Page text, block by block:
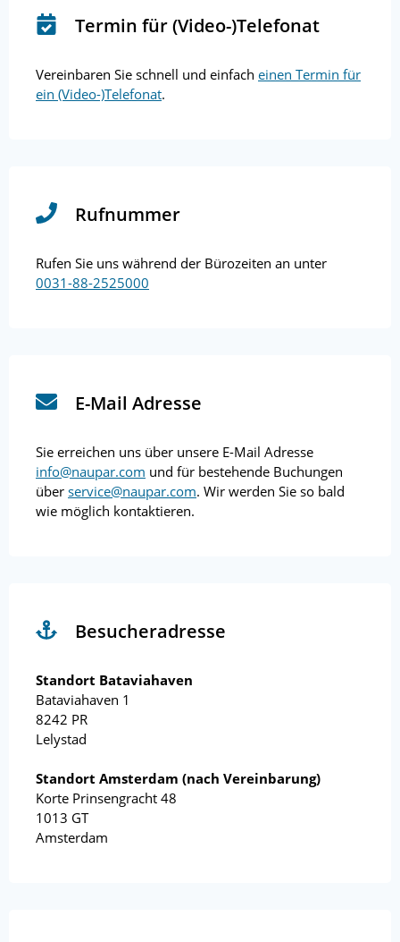
Termin für (Video-)Telefonat
Vereinbaren Sie schnell und einfach einen Termin für
ein (Video-)Telefonat.
Rufnummer
Rufen Sie uns während der Bürozeiten an unter
0031-88-2525000
E-Mail Adresse
Sie erreichen uns über unsere E-Mail Adresse
info@naupar.com und für bestehende Buchungen
über service@naupar.com. Wir werden Sie so bald
wie möglich kontaktieren.
Besucheradresse
Standort Bataviahaven
Bataviahaven 1
8242 PR
Lelystad
Standort Amsterdam (nach Vereinbarung)
Korte Prinsengracht 48
1013 GT
Amsterdam